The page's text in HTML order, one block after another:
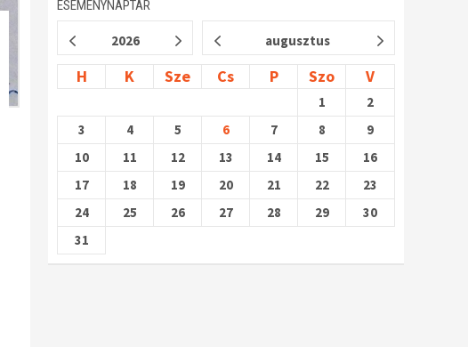
ESEMÉNYNAPTÁR
2026 augusztus
H K Sze Cs P Szo V
1
2
3
4 5 6 7 8
9
10
11 12 13 14 15
16
17
18 19 20 21 22
23
24
25 26 27 28 29
30
31